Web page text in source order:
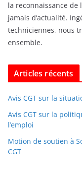
la reconnaissance
jamais d’actualité.
techniciennes, nous
ensemble.
Articles récents
Avis CGT sur la
Avis CGT sur la
l’emploi
Motion de soutien à
CGT